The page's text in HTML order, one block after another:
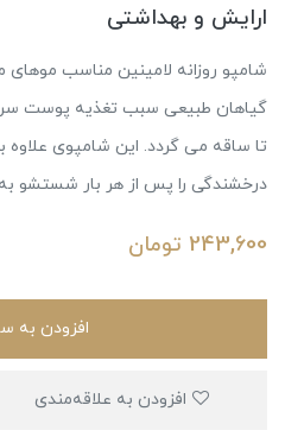
ارایش و بهداشتی
شامپو روزانه لامینین مناسب
گیاهان طبیعی سبب تغذیه پوست
تا ساقه می گردد. این شامپوی
درخشندگی را پس از هر بار شستشو
243,600 تومان
افزودن به